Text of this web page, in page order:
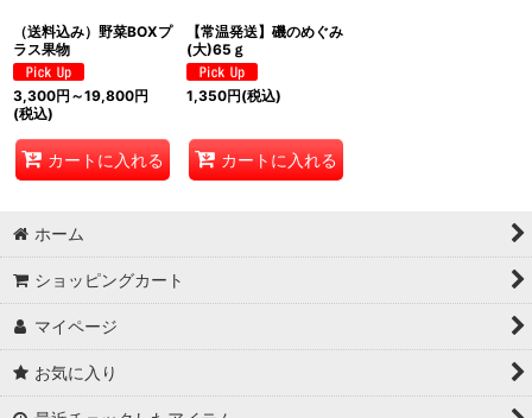
（送料込み）野菜BOXプ
ラス果物
3,300円 ～19,800円
(税込)
カートに入れる
【常温発送】磯のめぐみ
(大)65ｇ
1,350円(税込)
カートに入れる
ホーム
ショッピングカート
マイページ
お気に入り